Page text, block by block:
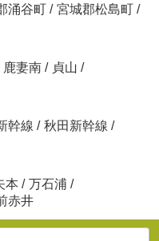
涌谷町 / 宮城郡松島町 /
鹿妻南 / 貞山 /
幹線 / 秋田新幹線 /
本 / 万石浦 /
赤井